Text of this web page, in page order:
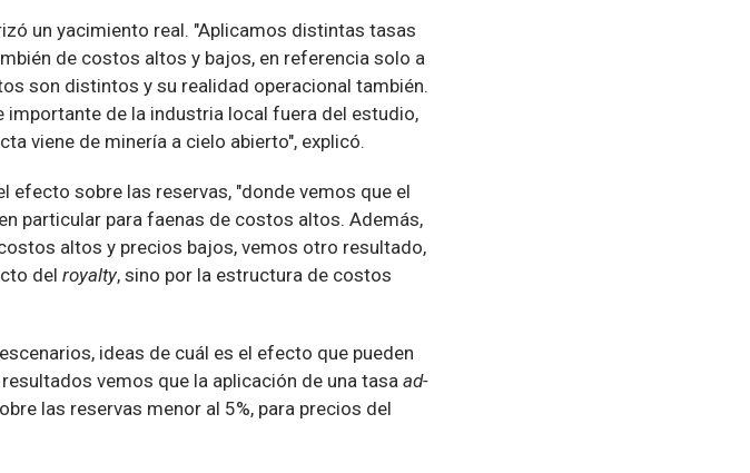
un yacimiento real. "Aplicamos distintas tasas
de costos altos y bajos, en referencia solo a
son distintos y su realidad operacional también.
de la industria local fuera del estudio,
viene de minería a cielo abierto", explicó.
sobre las reservas, "donde vemos que el
particular para faenas de costos altos. Además,
altos y precios bajos, vemos otro resultado,
del royalty, sino por la estructura de costos
ideas de cuál es el efecto que pueden
vemos que la aplicación de una tasa ad-
las reservas menor al 5%, para precios del